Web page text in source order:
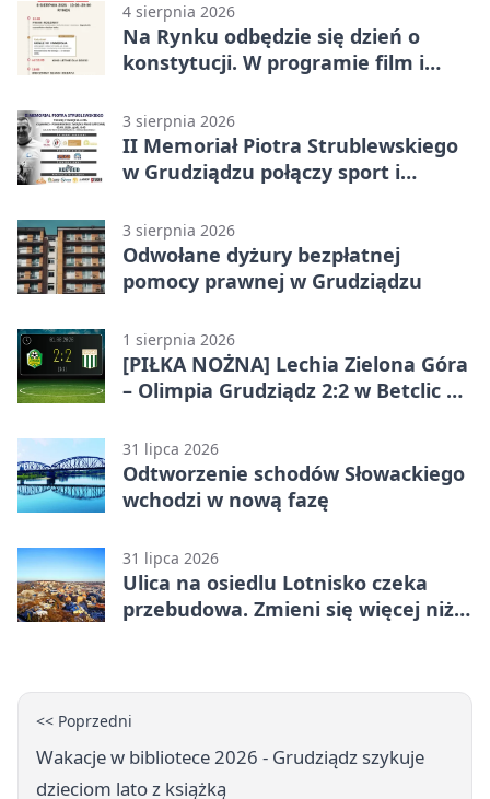
4 sierpnia 2026
Na Rynku odbędzie się dzień o
konstytucji. W programie film i
3 sierpnia 2026
II Memoriał Piotra Strublewskiego
w Grudziądzu połączy sport i
3 sierpnia 2026
Odwołane dyżury bezpłatnej
pomocy prawnej w Grudziądzu
1 sierpnia 2026
[PIŁKA NOŻNA] Lechia Zielona Góra
– Olimpia Grudziądz 2:2 w Betclic 2.
końcówce
31 lipca 2026
Odtworzenie schodów Słowackiego
wchodzi w nową fazę
31 lipca 2026
Ulica na osiedlu Lotnisko czeka
przebudowa. Zmieni się więcej niż
<< Poprzedni
Wakacje w bibliotece 2026 - Grudziądz szykuje
dzieciom lato z książką